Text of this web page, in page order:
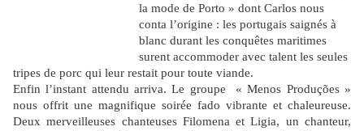
la mode de Porto » dont Carlos nous
conta l’origine : les portugais saignés à
blanc durant les conquêtes maritimes
surent accommoder avec talent les seules
tripes de porc qui leur restait pour toute viande.
Enfin l’instant attendu arriva. Le groupe
« Menos Produções »
nous offrit une magnifique soirée fado vibrante et chaleureuse.
Deux merveilleuses chanteuses Filomena et Ligia, un chanteur,